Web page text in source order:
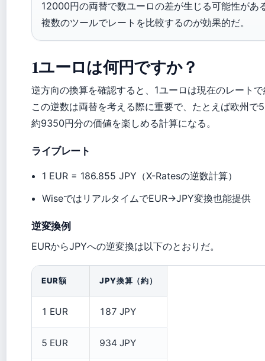
12000円の両替で数ユーロの差が生じる可能性があ
複数のツールでレートを比較するのが効果的だ。
1ユーロは何円ですか？
逆方向の換算を確認すると、1ユーロは現在のレート
この逆数は両替を考える際に重要で、たとえば欧州で
約9350円分の価値を楽しめる計算になる。
ライブレート
1 EUR = 186.855 JPY（X-Ratesの逆数計算）
WiseではリアルタイムでEUR→JPY変換也能提供
逆変換例
EURからJPYへの逆変換は以下のとおりだ。
EUR額 JPY換算（約）
1 EUR 187 JPY
5 EUR 934 JPY